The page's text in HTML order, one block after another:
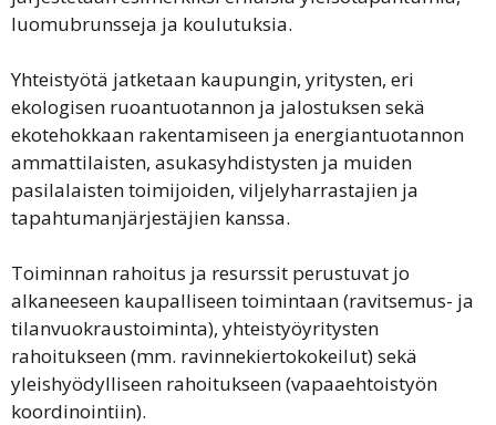
luomubrunsseja ja koulutuksia.
Yhteistyötä jatketaan kaupungin, yritysten, eri
ekologisen ruoantuotannon ja jalostuksen sekä
ekotehokkaan rakentamiseen ja energiantuotannon
ammattilaisten, asukasyhdistysten ja muiden
pasilalaisten toimijoiden, viljelyharrastajien ja
tapahtumanjärjestäjien kanssa.
Toiminnan rahoitus ja resurssit perustuvat jo
alkaneeseen kaupalliseen toimintaan (ravitsemus- ja
tilanvuokraustoiminta), yhteistyöyritysten
rahoitukseen (mm. ravinnekiertokokeilut) sekä
yleishyödylliseen rahoitukseen (vapaaehtoistyön
koordinointiin).